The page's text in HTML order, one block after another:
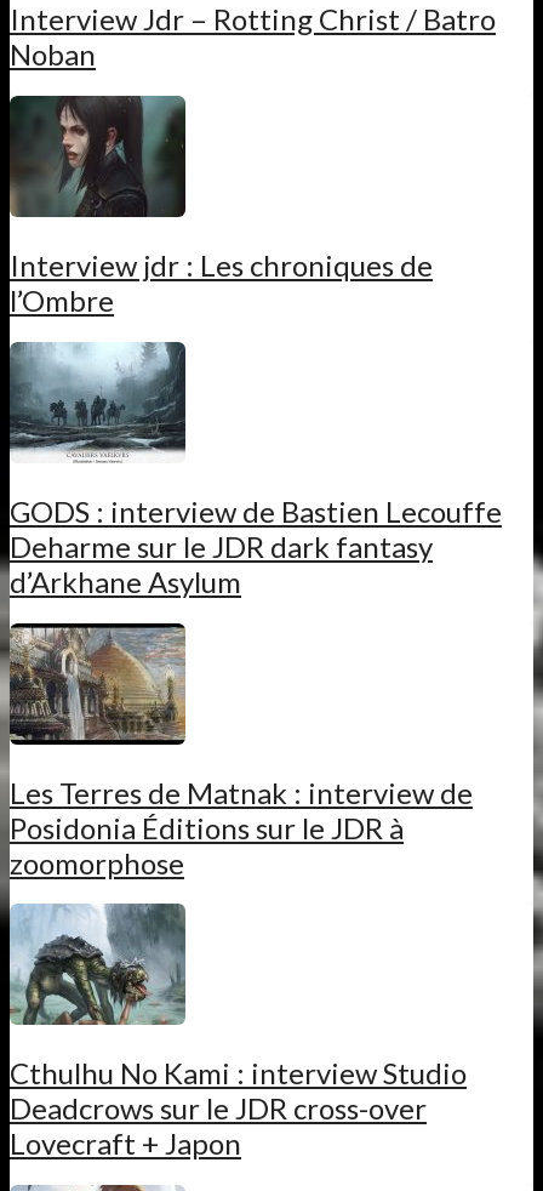
Interview Jdr – Rotting Christ / Batro
Noban
Interview jdr : Les chroniques de
l’Ombre
GODS : interview de Bastien Lecouffe
Deharme sur le JDR dark fantasy
d’Arkhane Asylum
Les Terres de Matnak : interview de
Posidonia Éditions sur le JDR à
zoomorphose
Cthulhu No Kami : interview Studio
Deadcrows sur le JDR cross-over
Lovecraft + Japon